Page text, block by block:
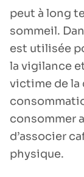
peut à long
sommeil.
est utilisée
la vigilance
victime de la
consommer
d’associer
physique.